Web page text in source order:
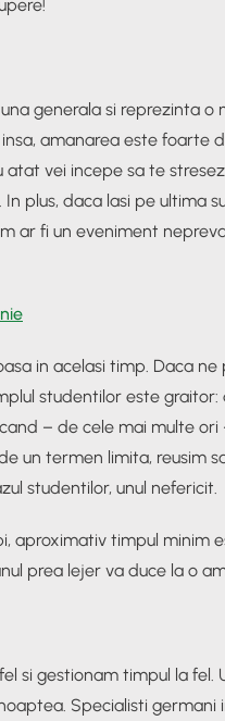
generala si reprezinta o
amanarea este foarte
vei incepe sa te
plus, daca lasi pe ultima
ar fi un eveniment
in acelasi timp. Daca ne
studentilor este
– de cele mai multe ori
un termen limita, reusim
studentilor, unul nefericit.
aproximativ timpul minim
prea lejer va duce la o
si gestionam timpul la fel.
Specialisti germani